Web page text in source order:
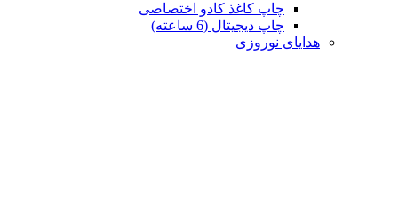
چاپ کاغذ کادو اختصاصی
چاپ دیجیتال (6 ساعته)
هدایای نوروزی